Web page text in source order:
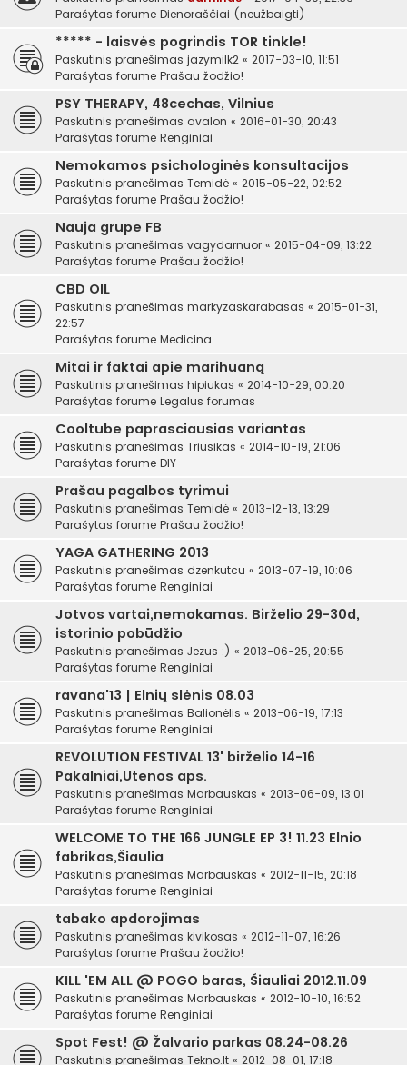
Parašytas forume Dienoraščiai (neužbaigti)
***** - laisvės pogrindis TOR tinkle!
Paskutinis pranešimas jazymilk2 « 2017-03-10, 11:51
Parašytas forume Prašau žodžio!
PSY THERAPY, 48cechas, Vilnius
Paskutinis pranešimas avalon « 2016-01-30, 20:43
Parašytas forume Renginiai
Nemokamos psichologinės konsultacijos
Paskutinis pranešimas Temidė « 2015-05-22, 02:52
Parašytas forume Prašau žodžio!
Nauja grupe FB
Paskutinis pranešimas vagydarnuor « 2015-04-09, 13:22
Parašytas forume Prašau žodžio!
CBD OIL
Paskutinis pranešimas markyzaskarabasas « 2015-01-31,
22:57
Parašytas forume Medicina
Mitai ir faktai apie marihuaną
Paskutinis pranešimas hipiukas « 2014-10-29, 00:20
Parašytas forume Legalus forumas
Cooltube paprasciausias variantas
Paskutinis pranešimas Triusikas « 2014-10-19, 21:06
Parašytas forume DIY
Prašau pagalbos tyrimui
Paskutinis pranešimas Temidė « 2013-12-13, 13:29
Parašytas forume Prašau žodžio!
YAGA GATHERING 2013
Paskutinis pranešimas dzenkutcu « 2013-07-19, 10:06
Parašytas forume Renginiai
Jotvos vartai,nemokamas. Birželio 29-30d,
istorinio pobūdžio
Paskutinis pranešimas Jezus :) « 2013-06-25, 20:55
Parašytas forume Renginiai
ravana'13 | Elnių slėnis 08.03
Paskutinis pranešimas Balionėlis « 2013-06-19, 17:13
Parašytas forume Renginiai
REVOLUTION FESTIVAL 13' birželio 14-16
Pakalniai,Utenos aps.
Paskutinis pranešimas Marbauskas « 2013-06-09, 13:01
Parašytas forume Renginiai
WELCOME TO THE 166 JUNGLE EP 3! 11.23 Elnio
fabrikas,Šiaulia
Paskutinis pranešimas Marbauskas « 2012-11-15, 20:18
Parašytas forume Renginiai
tabako apdorojimas
Paskutinis pranešimas kivikosas « 2012-11-07, 16:26
Parašytas forume Prašau žodžio!
KILL 'EM ALL @ POGO baras, Šiauliai 2012.11.09
Paskutinis pranešimas Marbauskas « 2012-10-10, 16:52
Parašytas forume Renginiai
Spot Fest! @ Žalvario parkas 08.24-08.26
Paskutinis pranešimas Tekno.lt « 2012-08-01, 17:18